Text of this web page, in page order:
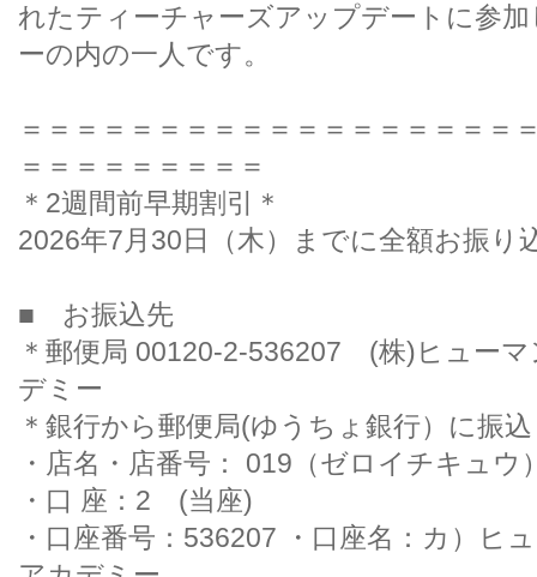
れたティーチャーズアップデートに参
ーの内の一人です。
＝＝＝＝＝＝＝＝＝＝＝＝＝＝＝＝＝＝
＝＝＝＝＝＝＝＝＝
＊2週間前早期割引＊
2026年7月30日（木）までに全額お振り
■ お振込先
＊郵便局 00120-2-536207 (株)ヒュー
デミー
＊銀行から郵便局(ゆうちょ銀行）に
・店名・店番号： 019（ゼロイチキュ
・口 座：2 (当座)
・口座番号：536207 ・口座名：カ）ヒ